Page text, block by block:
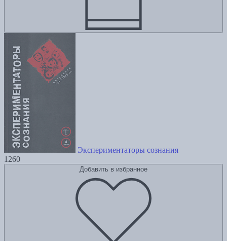
Экспериментаторы сознания
1260
Добавить в избранное